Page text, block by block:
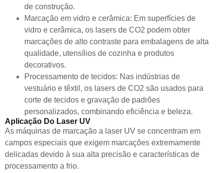
de construção.
Marcação em vidro e cerâmica: Em superfícies de
vidro e cerâmica, os lasers de CO2 podem obter
marcações de alto contraste para embalagens de alta
qualidade, utensílios de cozinha e produtos
decorativos.
Processamento de tecidos: Nas indústrias de
vestuário e têxtil, os lasers de CO2 são usados para
corte de tecidos e gravação de padrões
personalizados, combinando eficiência e beleza.
Aplicação Do Laser UV
As máquinas de marcação a laser UV se concentram em
campos especiais que exigem marcações extremamente
delicadas devido à sua alta precisão e características de
processamento a frio.